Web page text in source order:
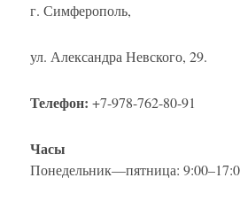
г. Симферополь,
ул. Александра Невского, 29.
Телефон: +7-978-762-80-91
Часы
Понедельник—пятница: